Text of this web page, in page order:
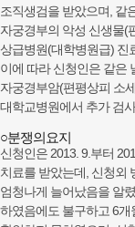
조직생검을 받았으며, 같
자궁경부의 악성 신생물(
상급병원(대학병원급) 진
이에 따라 신청인은 같은
자궁경부암(편평상피 소
대학교병원에서 추가 검
○분쟁의요지
신청인은 2013. 9.부터
치료를 받았는데, 신청외
엄청나게 늘어났음을 알
하였음에도 불구하고 6